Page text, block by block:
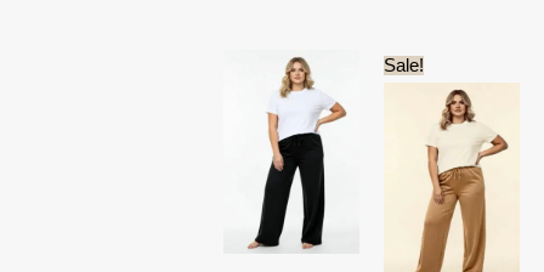
Sale!
price
was:
25.00€.
price